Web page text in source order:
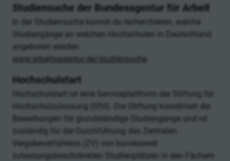
Studiensuche der Bundesagentur für Arbeit
In der Studiensuche kannst du recherchieren, welche
Studiengänge an welchen Hochschulen in Deutschland
angeboten werden.
www.arbeitsagentur.de/studiensuche
Hochschulstart
Hochschulstart ist eine Serviceplattform der Stiftung für
Hochschulzulassung (SfH). Die Stiftung koordiniert die
Bewerbungen für grundständige Studiengänge und ist
zuständig für die Durchführung des Zentralen
Vergabeverfahrens (ZV) von bundesweit
zulassungsbeschränkten Studienplätzen in den Fächern